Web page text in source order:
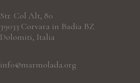
Str. Col Alt, 80
39033 Corvara in Badia BZ
Dolomiti, Italia
info@marmolada.org